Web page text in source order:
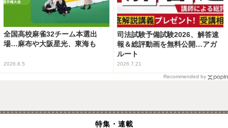
全国高校麻雀32チーム本選出
場…麻布や大阪星光、東海も
2026.8.5
司法試験予備試験2026、解答速
報＆総評動画を無料公開…アガ
ルート
2026.7.21
Recommended by
特集・連載